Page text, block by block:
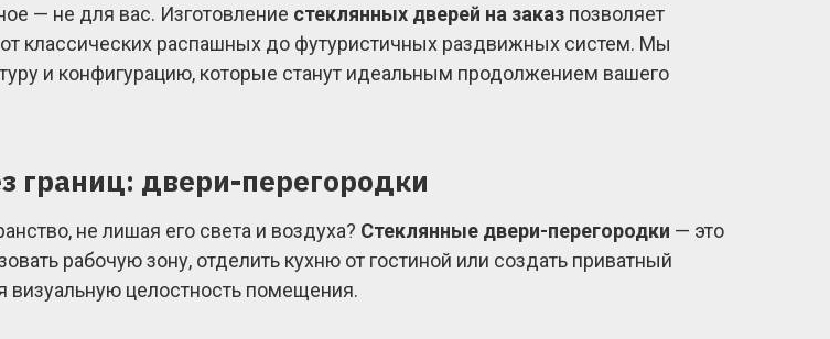
— не для вас. Изготовление стеклянных дверей на заказ позволяет
классических распашных до футуристичных раздвижных систем. Мы
и конфигурацию, которые станут идеальным продолжением вашего
границ: двери-перегородки
не лишая его света и воздуха? Стеклянные двери-перегородки — это
рабочую зону, отделить кухню от гостиной или создать приватный
визуальную целостность помещения.